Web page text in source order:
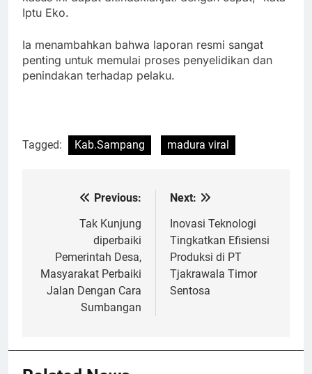
Iptu Eko.
Ia menambahkan bahwa laporan resmi sangat
penting untuk memulai proses penyelidikan dan
penindakan terhadap pelaku.
Tagged: Kab.Sampang madura viral
NavigasiPrevious:
Tak Kunjung
diperbaiki
Pemerintah Desa,
Masyarakat Perbaiki
Jalan Dengan Cara
Sumbangan
Next:
Inovasi Teknologi
Tingkatkan Efisiensi
Produksi di PT
Tjakrawala Timor
Sentosa